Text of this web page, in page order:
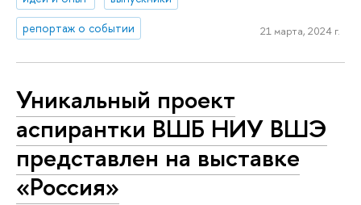
репортаж о событии
21 марта, 2024 г.
Уникальный проект
аспирантки ВШБ НИУ ВШЭ
представлен на выставке
«Россия»